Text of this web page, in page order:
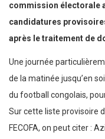
commission électorale
candidatures
après le traitement de
Une journée
de la matinée jusqu’en
du football congolais,
Sur cette liste provisoire
FECOFA, on peut citer :